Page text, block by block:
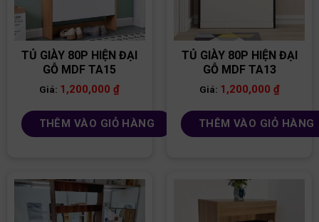
TỦ GIÀY 80P HIỆN ĐẠI
GỖ MDF TA15
Giá: 1,200,000₫
THÊM VÀO GIỎ HÀNG
TỦ GIÀY 80P HIỆN ĐẠI
GỖ MDF TA13
Giá: 1,200,000 ₫
THÊM VÀO GIỎ HÀNG